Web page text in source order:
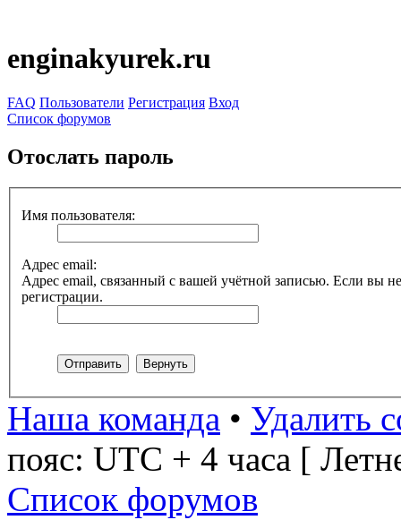
enginakyurek.ru
FAQ Пользователи Регистрация Вход
Список форумов
Отослать пароль
Имя пользователя:
Адрес email:
Адрес email, связанный с вашей учётной записью. Если вы
регистрации.
Наша команда • Удалить
пояс: UTC + 4 часа [
Список форумов